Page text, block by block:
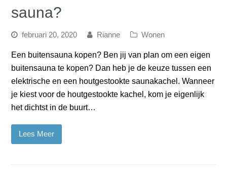
sauna?
februari 20, 2020 Rianne Wonen
Een buitensauna kopen? Ben jij van plan om een eigen
buitensauna te kopen? Dan heb je de keuze tussen een
elektrische en een houtgestookte saunakachel. Wanneer
je kiest voor de houtgestookte kachel, kom je eigenlijk
het dichtst in de buurt…
Lees Meer